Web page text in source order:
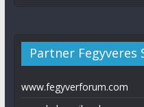
Partner Fegyveres
www.fegyverforum.com